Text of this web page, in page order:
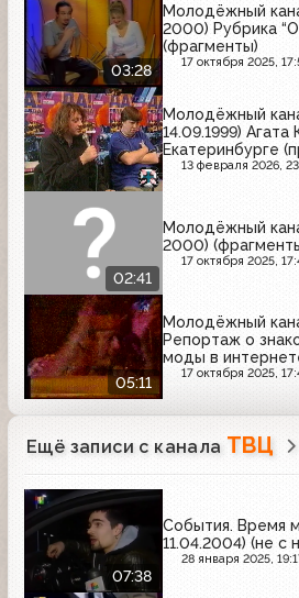
03:28
Молодёжный
2000) Рубрика
(фрагменты)
17 октября 2025,
Молодёжный
14.09.1999) Агата
Екатеринбурге
13 февраля 2026,
02:41
Молодёжный
2000)
17 октября 2025,
05:11
Молодёжный
Репортаж о
моды в
17 октября 2025,
Ещё записи с канала ТВЦ
07:38
События. Время
11.04.2004) (не с
28 января 2025,